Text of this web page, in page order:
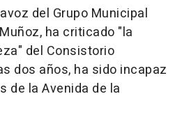
del Grupo Municipal
ha criticado "la
del Consistorio
dos años, ha sido incapaz
de la Avenida de la